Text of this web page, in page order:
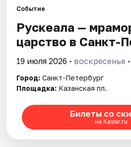
Событие
Рускеала —
царство в Санкт-
19 июля 2026 • воскресенье
Город: Санкт-Петербург
Площадка: Казанская пл.
Билеты со
на Kassir.ru